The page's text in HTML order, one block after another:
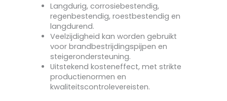
Langdurig, corrosiebestendig,
regenbestendig, roestbestendig en
langdurend.
Veelzijdigheid kan worden gebruikt
voor brandbestrijdingspijpen en
steigerondersteuning.
Uitstekend kosteneffect, met strikte
productienormen en
kwaliteitscontrolevereisten.